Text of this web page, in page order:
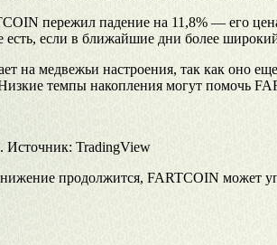
пережил падение на 11,8% — его
есть, если в ближайшие дни более
на медвежьи настроения, так как оно
темпы накопления могут помочь
TradingView
продолжится, FARTCOIN может